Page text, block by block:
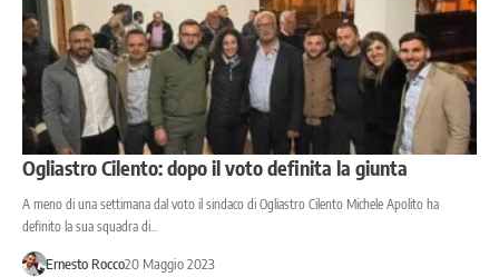
Ogliastro Cilento: dopo il voto definita la giunta
A meno di una settimana dal voto il sindaco di Ogliastro Cilento Michele Apolito ha
definito la sua squadra di…
Ernesto Rocco20 Maggio 2023